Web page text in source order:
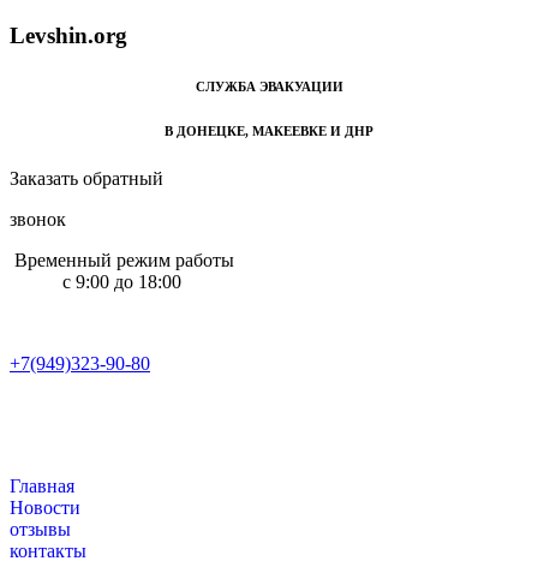
Levshin.org
СЛУЖБА ЭВАКУАЦИИ
В ДОНЕЦКЕ, МАКЕЕВКЕ И ДНР
Заказать обратный
звонок
Временный режим работы
с 9:00 до 18:00
+7(949)323-90-80
Главная
Новости
отзывы
контакты